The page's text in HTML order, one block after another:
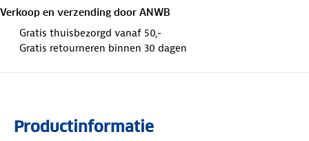
Verkoop en verzending door ANWB
Gratis thuisbezorgd vanaf 50,-
Gratis retourneren binnen 30 dagen
Productinformatie